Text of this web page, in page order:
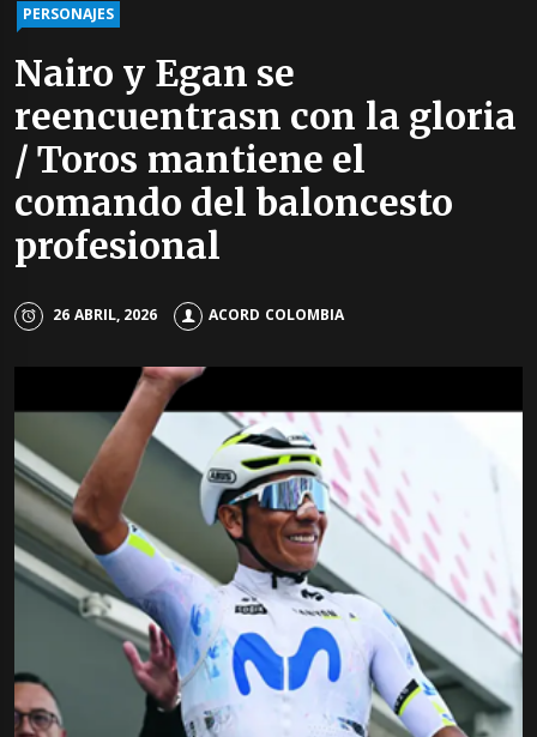
PERSONAJES
Nairo y Egan se
reencuentrasn con la gloria
/ Toros mantiene el
comando del baloncesto
profesional
26 ABRIL, 2026 ACORD COLOMBIA